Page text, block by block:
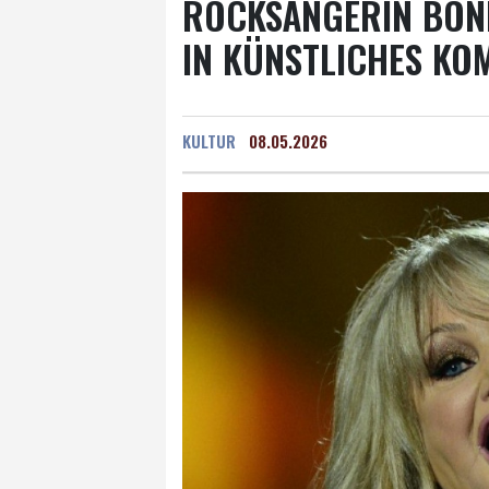
ROCKSÄNGERIN
IN KÜNSTLICHES
KULTUR 08.05.2026